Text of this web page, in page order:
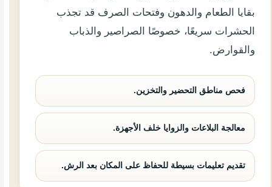
بقايا الطعام والدهون وفتحات الصرف قد تجذب
الحشرات سريعًا، خصوصًا الصراصير والذباب
والقوارض.
فحص مناطق التحضير والتخزين.
معالجة البلاعات والزوايا خلف الأجهزة.
تقديم تعليمات بسيطة للحفاظ على المكان بعد الرش.